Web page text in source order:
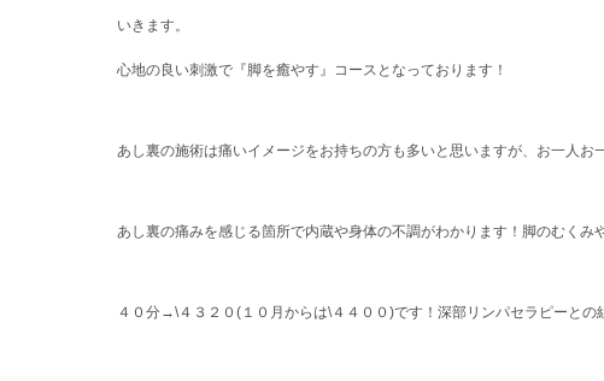
いきます。
心地の良い刺激で『脚を癒やす』コースとなっております！
あし裏の施術は痛いイメージをお持ちの方も多いと思いますが、お一人
あし裏の痛みを感じる箇所で内蔵や身体の不調がわかります！脚のむく
４０分→\４３２０(１０月からは\４４００)です！深部リンパセラピーと